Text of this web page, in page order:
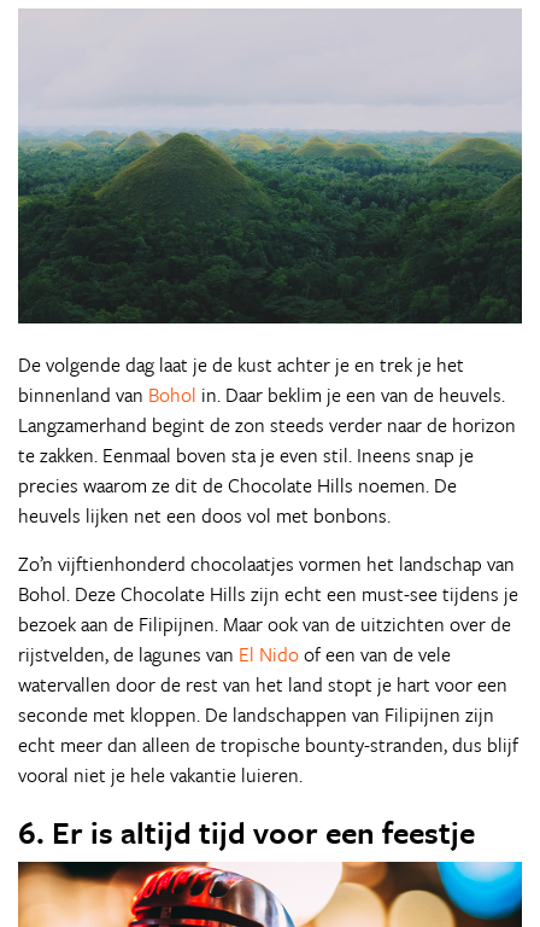
De volgende dag laat je de kust achter je en trek je het
binnenland van Bohol in. Daar beklim je een van de heuvels.
Langzamerhand begint de zon steeds verder naar de horizon
te zakken. Eenmaal boven sta je even stil. Ineens snap je
precies waarom ze dit de Chocolate Hills noemen. De
heuvels lijken net een doos vol met bonbons.
Zo’n vijftienhonderd chocolaatjes vormen het landschap van
Bohol. Deze Chocolate Hills zijn echt een must-see tijdens je
bezoek aan de Filipijnen. Maar ook van de uitzichten over de
rijstvelden, de lagunes van El Nidoof een van de vele
watervallen door de rest van het land stopt je hart voor een
seconde met kloppen. De landschappen van Filipijnen zijn
echt meer dan alleen de tropische bounty-stranden, dus blijf
vooral niet je hele vakantie luieren.
6. Er is altijd tijd voor een feestje